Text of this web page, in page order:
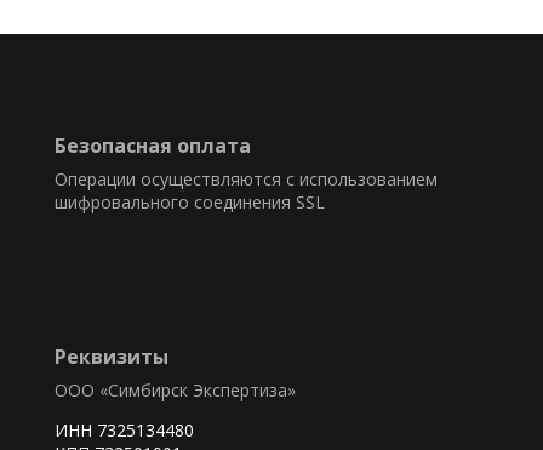
Безопасная оплата
Реквизиты
ООО «Симбирск Экспертиза»
ИНН 7325134480